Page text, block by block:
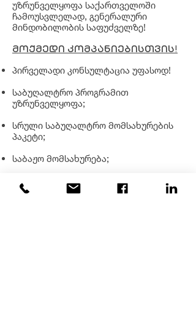
უზრუნველყოფა საქართველოში
ჩამოუსვლელად, გენერალური
მინდობილობის საფუძველზე!
მოქმედი კომპანიებისთვის!
პირველადი კონსულტაცია უფასოდ!
საბუღალტრო პროგრამით
უზრუნველყოფა;
სრული საბუღალტრო მომსახურების
პაკეტი;
საბაჟო მომსახურება;
საგადასახადო